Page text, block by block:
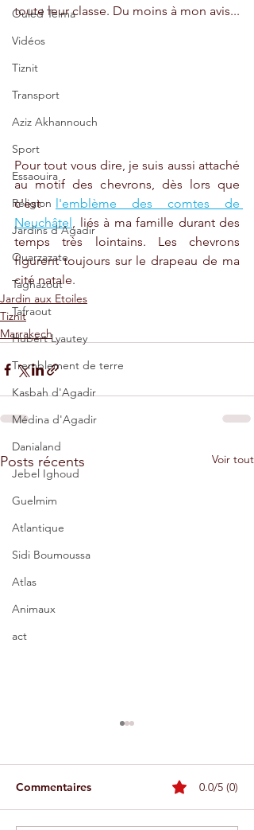
Ouled Teima
Vidéos
Tiznit
Transport
Aziz Akhannouch
Sport
Essaouira
Religion
Jardins d'Agadir
Ouarzazate
Taghazout
Tafraout
Hubert Lyautey
Tremblement de terre
Kasbah d'Agadir
Médina d'Agadir
Danialand
Jebel Ighoud
Guelmim
Atlantique
Sidi Boumoussa
Atlas
Animaux
act
toute leur classe. Du moins à mon avis...
Pour tout vous dire, je suis aussi attaché
au motif des chevrons, dès lors que
c'est l'emblème des comtes de
Neuchâtel, liés à ma famille durant des
temps très lointains. Les chevrons
figurent toujours sur le drapeau de ma
cité natale.
Jardin aux Etoiles
Tiznit
Marrakech
Posts récents Voir tout
Commentaires 0.0/5 (0)